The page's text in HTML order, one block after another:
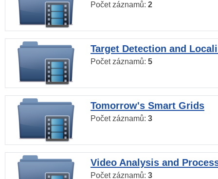
Počet záznamů: 2
Target Detection and
Počet záznamů: 5
Tomorrow's Smart Grids
Počet záznamů: 3
Video Analysis and
Počet záznamů: 3